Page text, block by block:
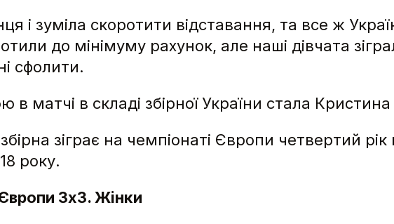
і зуміла скоротити відставання, та все ж
до мінімуму рахунок, але наші дівчата
сфолити.
в матчі в складі збірної України стала
зіграє на чемпіонаті Європи четвертий
року.
3х3. Жінки